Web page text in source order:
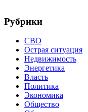
Рубрики
СВО
Острая ситуация
Недвижимость
Энергетика
Власть
Политика
Экономика
Общество